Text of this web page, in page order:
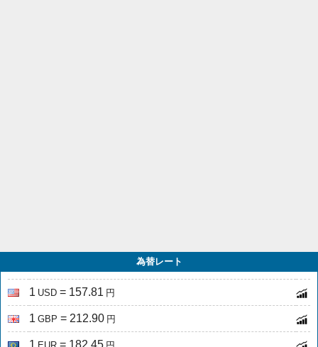
為替レート
1 USD = 157.81 円
1 GBP = 212.90 円
1 = 182.45